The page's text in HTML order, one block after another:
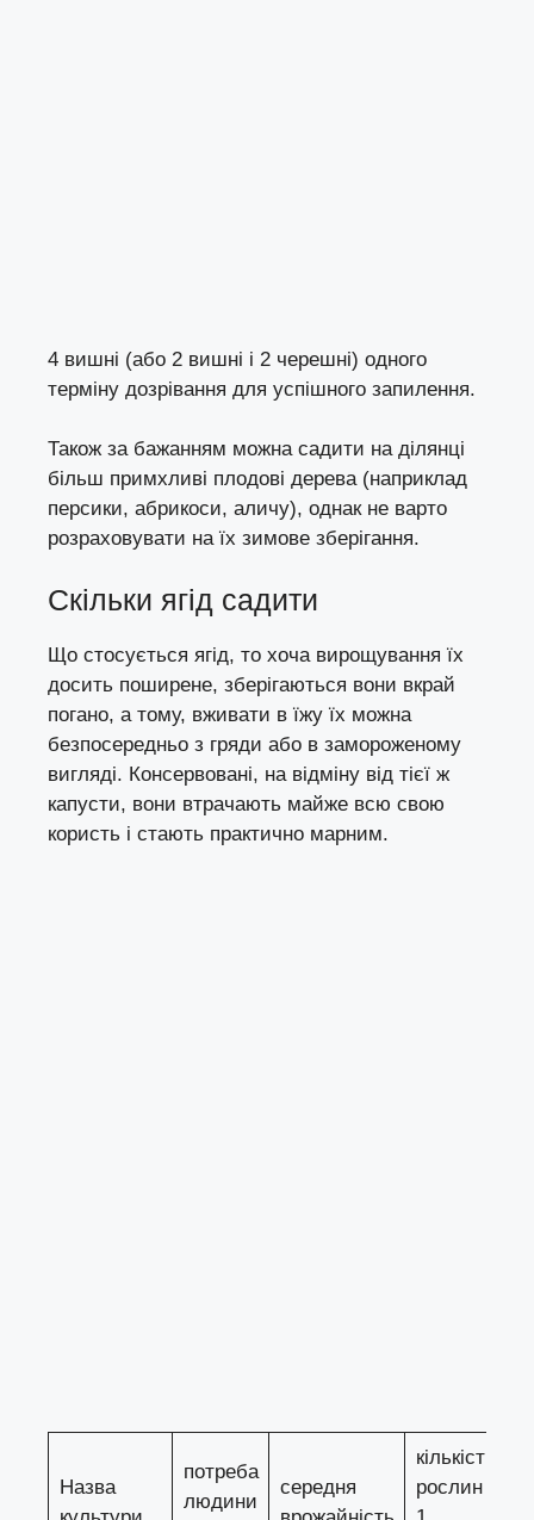
4 вишні (або 2 вишні і 2 черешні) одного
терміну дозрівання для успішного запилення.
Також за бажанням можна садити на ділянці
більш примхливі плодові дерева (наприклад
персики, абрикоси, аличу), однак не варто
розраховувати на їх зимове зберігання.
Скільки ягід садити
Що стосується ягід, то хоча вирощування їх
досить поширене, зберігаються вони вкрай
погано, а тому, вживати в їжу їх можна
безпосередньо з гряди або в замороженому
вигляді. Консервовані, на відміну від тієї ж
капусти, вони втрачають майже всю свою
користь і стають практично марним.
Назва
потреба
людини
середня
кількість
рослин на